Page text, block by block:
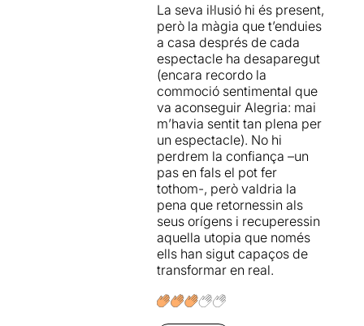
ha provocat una sensació
semblant, encara que
salvaríem potser un parell
de números, principalment
el de la dona contorsionista.
La nostra opinió encara és
més negativa si parlem dels
pallassos, que han tingut
una actuació molt, però que
molt fluixa i quea nosaltres
no ens ha provocat ni un
petit somriure.
Patètic el començament de
la segona part, amb un
intent "d'apropar-se" al
seus assessors no coneixen
La seva il·lusió hi és present,
però la màgia que t’enduies
a casa després de cada
espectacle ha desaparegut
(encara recordo la
commoció sentimental que
va aconseguir Alegria: mai
m’havia sentit tan plena per
un espectacle). No hi
perdrem la confiança –un
pas en fals el pot fer
tothom-, però valdria la
pena que retornessin als
seus orígens i recuperessin
aquella utopia que només
ells han sigut capaços de
transformar en real.